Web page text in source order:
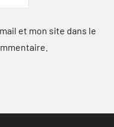
et mon site dans le